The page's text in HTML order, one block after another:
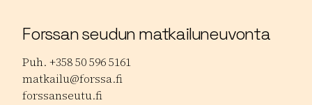
Forssan seudun matkailuneuvonta
Puh. +358 50 596 5161
matkailu@forssa.fi
forssanseutu.fi